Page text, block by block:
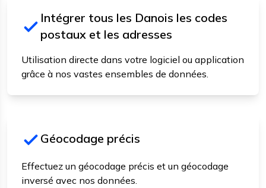
Intégrer tous les Danois les codes
postaux et les adresses
Utilisation directe dans votre logiciel ou application
grâce à nos vastes ensembles de données.
Géocodage précis
Effectuez un géocodage précis et un géocodage
inversé avec nos données.